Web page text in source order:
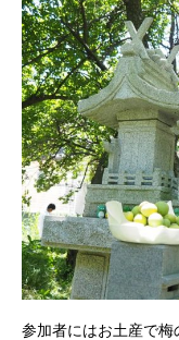
参加者にはお土産で